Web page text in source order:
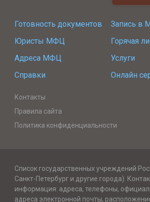
Готовность документов
Запись в
Юристы МФЦ
Горячая
Адреса МФЦ
Услуги
Справки
Онлайн
Контакты
Правила сайта
Политика конфиденциальности
Список государственных учреждений
Санкт-Петербург и другие города).
информация: адреса, телефоны,
адреса электронной почты,